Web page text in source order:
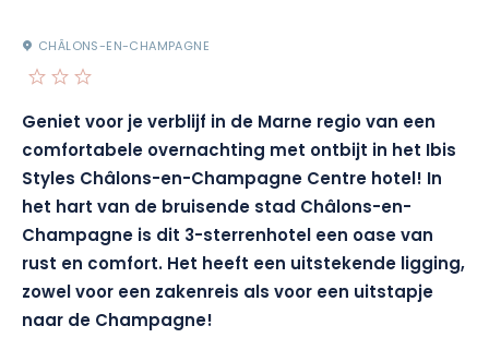
CHÂLONS-EN-CHAMPAGNE
Geniet voor je verblijf in de Marne regio van een
comfortabele overnachting met ontbijt in het Ibis
Styles Châlons-en-Champagne Centre hotel! In
het hart van de bruisende stad Châlons-en-
Champagne is dit 3-sterrenhotel een oase van
rust en comfort. Het heeft een uitstekende ligging,
zowel voor een zakenreis als voor een uitstapje
naar de Champagne!